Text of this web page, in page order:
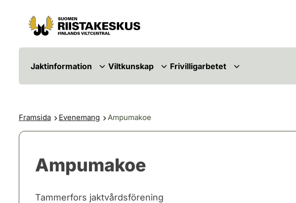
Hoppa till innehåll
Gå till webbplatskartan
Jaktinformation Viltkunskap Frivilligarbetet
Framsida Evenemang Ampumakoe
Ampumakoe
Tammerfors jaktvårdsförening